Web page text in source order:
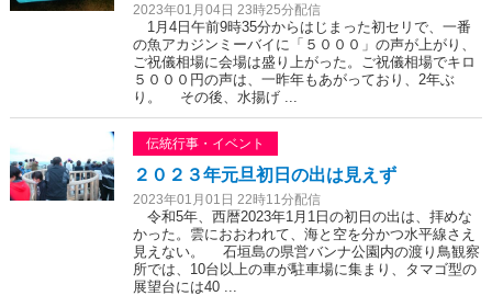
2023年01月04日 23時25分配信
1月4日午前9時35分からはじまった初セリで、一番
の魚アカジンミーバイに「５０００」の声が上がり、
ご祝儀相場に会場は盛り上がった。ご祝儀相場でキロ
５０００円の声は、一昨年もあがっており、2年ぶ
り。 その後、水揚げ ...
伝統行事・イベント
２０２３年元旦初日の出は見えず
2023年01月01日 22時11分配信
令和5年、西暦2023年1月1日の初日の出は、拝めな
かった。雲におおわれて、海と空を分かつ水平線さえ
見えない。 石垣島の県営バンナ公園内の渡り鳥観察
所では、10台以上の車が駐車場に集まり、タマゴ型の
展望台には40 ...